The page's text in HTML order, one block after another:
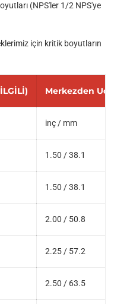
(NPS'ler 1/2 NPS'ye
için kritik boyutların
Merkezden Uca (A)
inç / mm
1.50 / 38.1
1.50 / 38.1
2.00 / 50.8
2.25 / 57.2
2.50 / 63.5